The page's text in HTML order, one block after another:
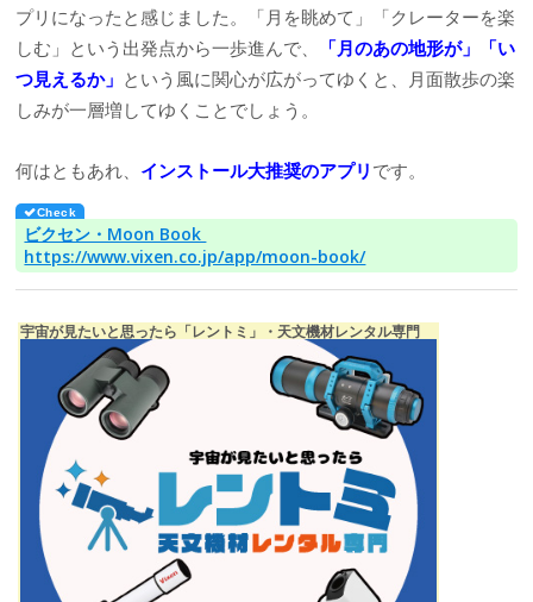
プリになったと感じました。「月を眺めて」「クレーターを楽
しむ」という出発点から一歩進んで、
「月のあの地形が」「い
つ見えるか」 という風に関心が広がってゆくと、月面散歩の楽
しみが一層増してゆくことでしょう。
何はともあれ、 インストール大推奨のアプリ です。
ビクセン・Moon Book
https://www.vixen.co.jp/app/moon-book/
宇宙が見たいと思ったら「レントミ」・天文機材レンタル専門